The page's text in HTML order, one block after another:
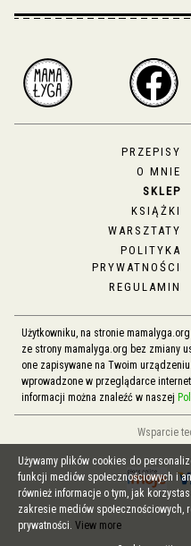
PRZEPISY
O MNIE
SKLEP
KSIĄŻKI
WARSZTATY
POLITYKA
PRYWATNOŚCI
REGULAMIN
Użytkowniku, na stronie
ze strony mamalyga.org bez zmiany
one zapisywane na Twoim
wprowadzone w przeglądarce
informacji można znaleźć w naszej
Wsparcie
Używamy plików cookies do
funkcji mediów społecznościowych i
również informacje o tym, jak
zakresie mediów
prywatności. View more